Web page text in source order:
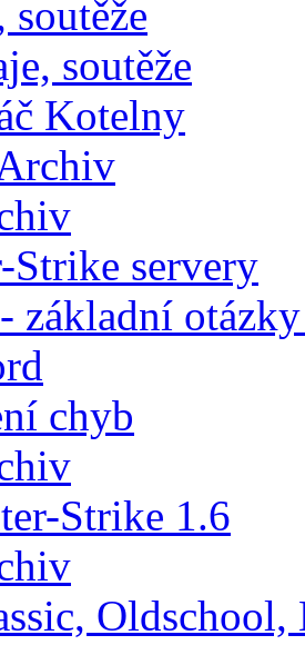
soutěže
soutěže
Kotelny
Strike servery
základní
chyb
Strike 1.6